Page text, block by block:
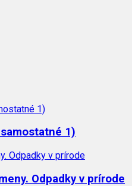
1)
Odpadky v prírode